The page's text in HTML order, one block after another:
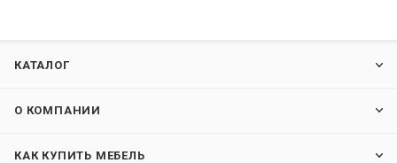
КАТАЛОГ
О КОМПАНИИ
КАК КУПИТЬ МЕБЕЛЬ